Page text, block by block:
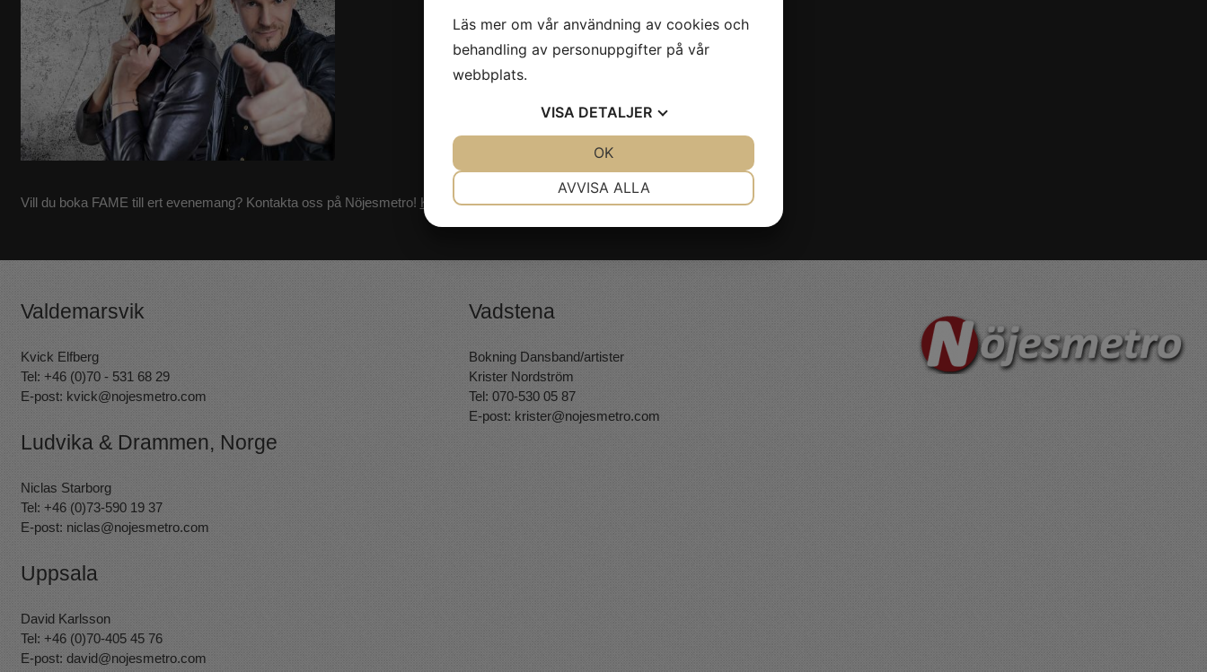
Vill du boka FAME till ert evenemang? Kontakta oss på Nöjesmetro! Klicka här!
Valdemarsvik
Kvick Elfberg
Tel: +46 (0)70 - 531 68 29
E-post: kvick@nojesmetro.com
Ludvika & Drammen, Norge
Niclas Starborg
Tel: +46 (0)73-590 19 37
E-post: niclas@nojesmetro.com
Uppsala
David Karlsson
Tel: +46 (0)70-405 45 76
E-post: david@nojesmetro.com
Vadstena
Bokning Dansband/artister
Krister Nordström
Tel: 070-530 05 87
E-post: krister@nojesmetro.com
Läs mer om vår användning av cookies och
behandling av personuppgifter på vår
webbplats.
VISA DETALJER
AVVISA ALLA
OK